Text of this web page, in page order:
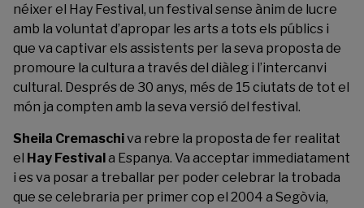
néixer el Hay Festival, un festival sense ànim de lucre
amb la voluntat d’apropar les arts a tots els públics i
que va captivar els assistents per la seva proposta de
promoure la cultura a través del diàleg i l’intercanvi
cultural. Després de 30 anys, més de 15 ciutats de tot el
món ja compten amb la seva versió del festival.
Sheila Cremaschiva rebre la proposta de fer realitat
el Hay Festival a Espanya. Va acceptar immediatament
i es va posar a treballar per poder celebrar la trobada
que se celebraria per primer cop el 2004 a Segòvia,